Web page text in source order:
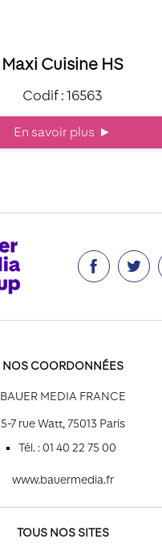
Maxi Cuisine HS
Codif : 16563
En savoir plus ►
 
NOS COORDONNÉES
BAUER MEDIA FRANCE
5-7 rue Watt, 75013 Paris
Tél. : 01 40 22 75 00
www.bauermedia.fr
TOUS NOS SITES